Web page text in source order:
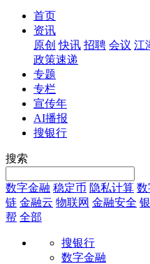
首页
资讯
原创 快讯 招聘 会议 江
政策速递
专题
专栏
宣传年
AI播报
搜银行
搜索
数字金融 稳定币 隐私计算 数
链 金融云 物联网 金融安全
帮 全部
搜银行
数字金融